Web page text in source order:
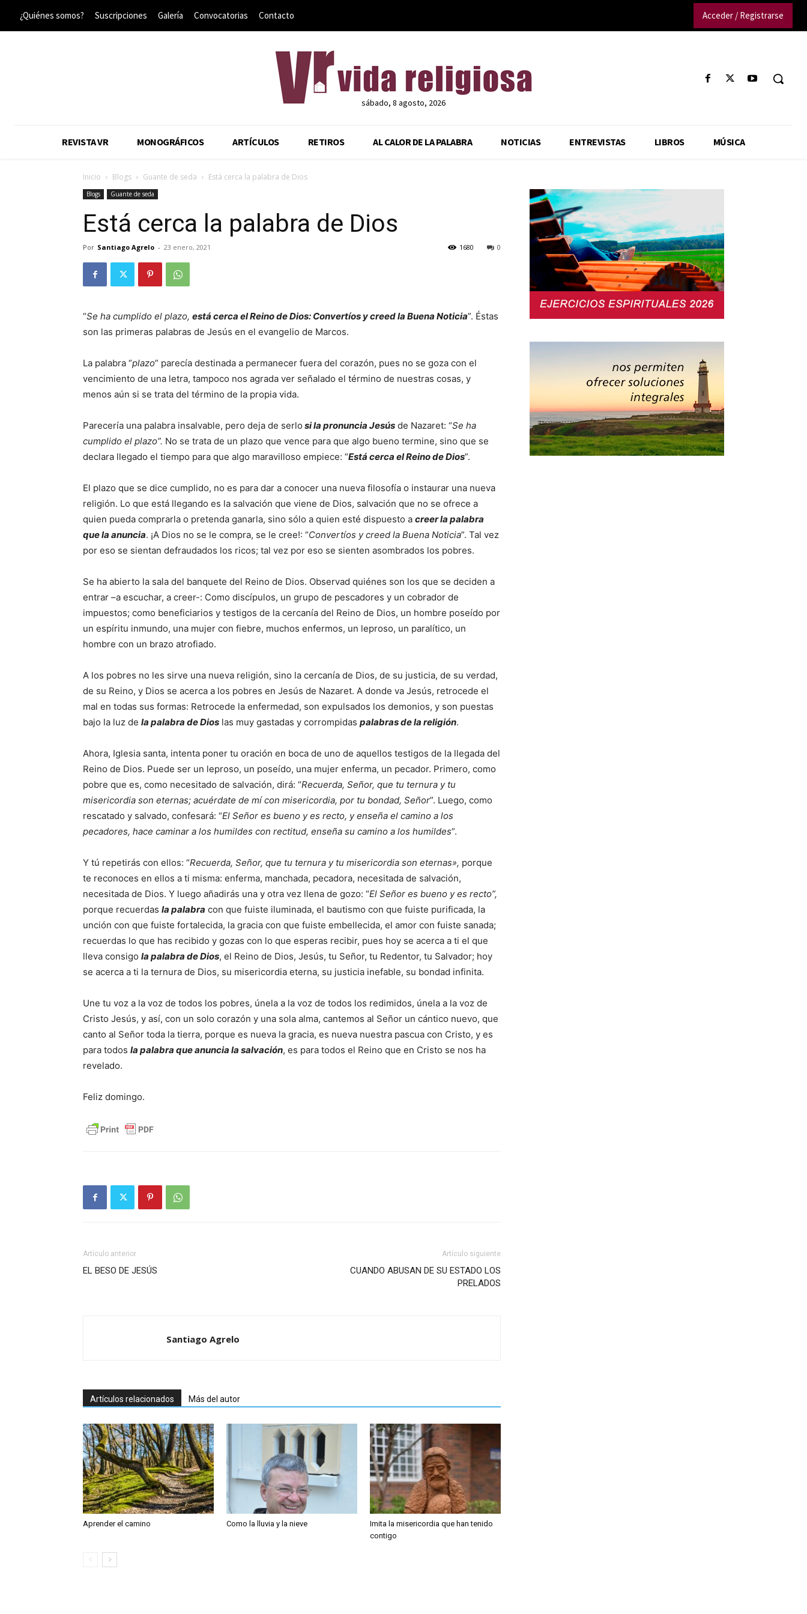
¿Quiénes somos? Suscripciones Galería Convocatorias Contacto Acceder / Registrarse
sábado, 8 agosto, 2026
REVISTA VR MONOGRÁFICOS ARTÍCULOS RETIROS AL CALOR DE LA PALABRA NOTICIAS ENTREVISTAS LIBROS MÚSICA
Inicio Blogs Guante de seda Está cerca la palabra de Dios
Blogs Guante de seda
Está cerca la palabra de Dios
Por Santiago Agrelo - 23 enero, 2021 0
1680
“Se ha cumplido el plazo, está cerca el Reino de Dios: Convertíos y creed la Buena Noticia”. Éstas
son las primeras palabras de Jesús en el evangelio de Marcos.
La palabra “plazo” parecía destinada a permanecer fuera del corazón, pues no se goza con el
vencimiento de una letra, tampoco nos agrada ver señalado el término de nuestras cosas, y
menos aún si se trata del término de la propia vida.
Parecería una palabra insalvable, pero deja de serlo si la pronuncia Jesús de Nazaret: “Se ha
cumplido el plazo”. No se trata de un plazo que vence para que algo bueno termine, sino que se
declara llegado el tiempo para que algo maravilloso empiece: “Está cerca el Reino de Dios”.
El plazo que se dice cumplido, no es para dar a conocer una nueva filosofía o instaurar una nueva
religión. Lo que está llegando es la salvación que viene de Dios, salvación que no se ofrece a
quien pueda comprarla o pretenda ganarla, sino sólo a quien esté dispuesto a creer la palabra
que la anuncia. ¡A Dios no se le compra, se le cree!: “Convertíos y creed la Buena Noticia”. Tal vez
por eso se sientan defraudados los ricos; tal vez por eso se sienten asombrados los pobres.
Se ha abierto la sala del banquete del Reino de Dios. Observad quiénes son los que se deciden a
entrar –a escuchar, a creer-: Como discípulos, un grupo de pescadores y un cobrador de
impuestos; como beneficiarios y testigos de la cercanía del Reino de Dios, un hombre poseído por
un espíritu inmundo, una mujer con fiebre, muchos enfermos, un leproso, un paralítico, un
hombre con un brazo atrofiado.
A los pobres no les sirve una nueva religión, sino la cercanía de Dios, de su justicia, de su verdad,
de su Reino, y Dios se acerca a los pobres en Jesús de Nazaret. A donde va Jesús, retrocede el
mal en todas sus formas: Retrocede la enfermedad, son expulsados los demonios, y son puestas
bajo la luz de la palabra de Dios las muy gastadas y corrompidas palabras de la religión.
Ahora, Iglesia santa, intenta poner tu oración en boca de uno de aquellos testigos de la llegada del
Reino de Dios. Puede ser un leproso, un poseído, una mujer enferma, un pecador. Primero, como
pobre que es, como necesitado de salvación, dirá: “Recuerda, Señor, que tu ternura y tu
misericordia son eternas; acuérdate de mí con misericordia, por tu bondad, Señor”. Luego, como
rescatado y salvado, confesará: “El Señor es bueno y es recto, y enseña el camino a los
pecadores, hace caminar a los humildes con rectitud, enseña su camino a los humildes”.
Y tú repetirás con ellos: “Recuerda, Señor, que tu ternura y tu misericordia son eternas», porque
te reconoces en ellos a ti misma: enferma, manchada, pecadora, necesitada de salvación,
necesitada de Dios. Y luego añadirás una y otra vez llena de gozo: “El Señor es bueno y es recto”,
porque recuerdas la palabra con que fuiste iluminada, el bautismo con que fuiste purificada, la
unción con que fuiste fortalecida, la gracia con que fuiste embellecida, el amor con fuiste sanada;
recuerdas lo que has recibido y gozas con lo que esperas recibir, pues hoy se acerca a ti el que
lleva consigo la palabra de Dios, el Reino de Dios, Jesús, tu Señor, tu Redentor, tu Salvador; hoy
se acerca a ti la ternura de Dios, su misericordia eterna, su justicia inefable, su bondad infinita.
Une tu voz a la voz de todos los pobres, únela a la voz de todos los redimidos, únela a la voz de
Cristo Jesús, y así, con un solo corazón y una sola alma, cantemos al Señor un cántico nuevo, que
canto al Señor toda la tierra, porque es nueva la gracia, es nueva nuestra pascua con Cristo, y es
para todos la palabra que anuncia la salvación, es para todos el Reino que en Cristo se nos ha
revelado.
Feliz domingo.
Artículo anterior
EL BESO DE JESÚS
Artículo siguiente
CUANDO ABUSAN DE SU ESTADO LOS
PRELADOS
Santiago Agrelo
Artículos relacionados Más del autor
Aprender el camino Como la lluvia y la nieve
Imita la misericordia que han tenido
contigo